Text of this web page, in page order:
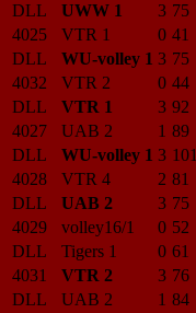
DLL
UWW 1 3 75
4025
VTR 1 0 41
DLL
WU-volley 1 3 75
4032
VTR 2 0 44
DLL
VTR 1 3 92
4027
UAB 2 1 89
DLL
WU-volley 1 3 101
4028
VTR 4 2 81
DLL
UAB 2 3 75
4029
volley16/1 0 52
DLL
Tigers 1 0 61
4031
VTR 2 3 76
DLL
UAB 2 1 84